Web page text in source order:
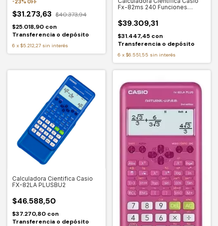
-23% OFF
$31.273,63 $40.373,94
$25.018,90 con
Transferencia o depósito
6 x $5.212,27 sin interés
Fx-82ms 240 Funciones
$39.309,31
$31.447,45 con
Transferencia o depósito
6 x $6.551,55 sin interés
Calculadora Cientifica Casio
FX-82LA PLUSBU2
$46.588,50
$37.270,80 con
Transferencia o depósito